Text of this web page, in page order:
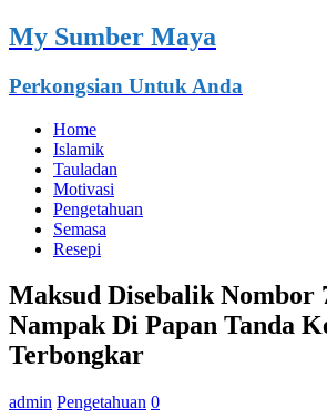
My Sumber Maya
Perkongsian Untuk Anda
Home
Islamik
Tauladan
Motivasi
Pengetahuan
Semasa
Resepi
Maksud Disebalik Nombor
Nampak Di Papan Tanda
Terbongkar
admin Pengetahuan 0